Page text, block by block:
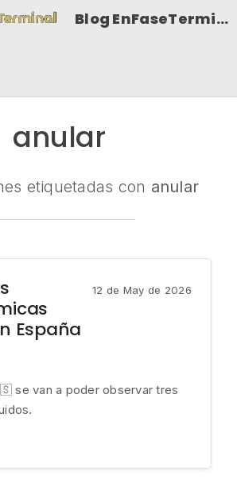
Blog EnFaseTerminal
anular
etiquetadas con anular
España
12 de May de 2026
se van a poder observar tres